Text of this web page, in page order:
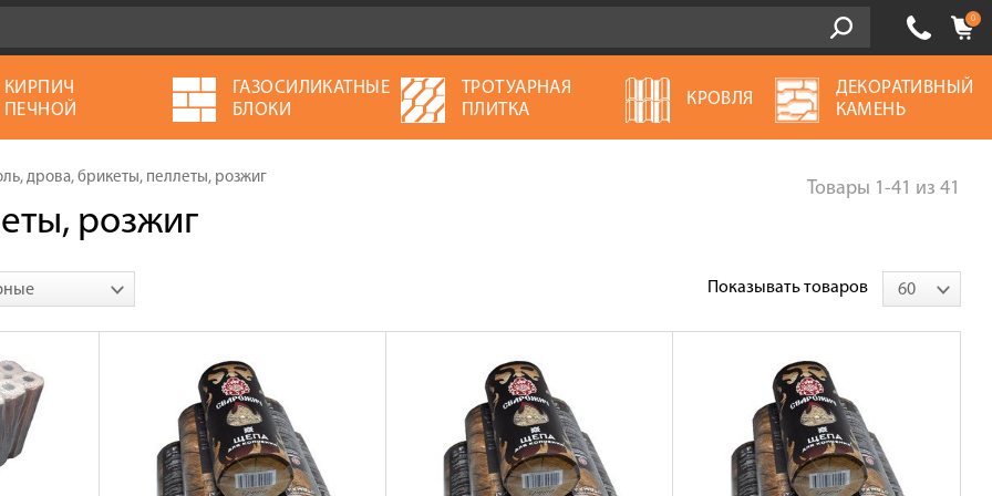
0
КИРПИЧ
ПЕЧНОЙ
ГАЗОСИЛИКАТНЫЕ
БЛОКИ
ТРОТУАРНАЯ
ПЛИТКА
КРОВЛЯ
ДЕКОРАТИВНЫЙ
КАМЕНЬ
дрова, брикеты, пеллеты, розжиг
розжиг
Товары 1-41 из 41
Показывать товаров 60